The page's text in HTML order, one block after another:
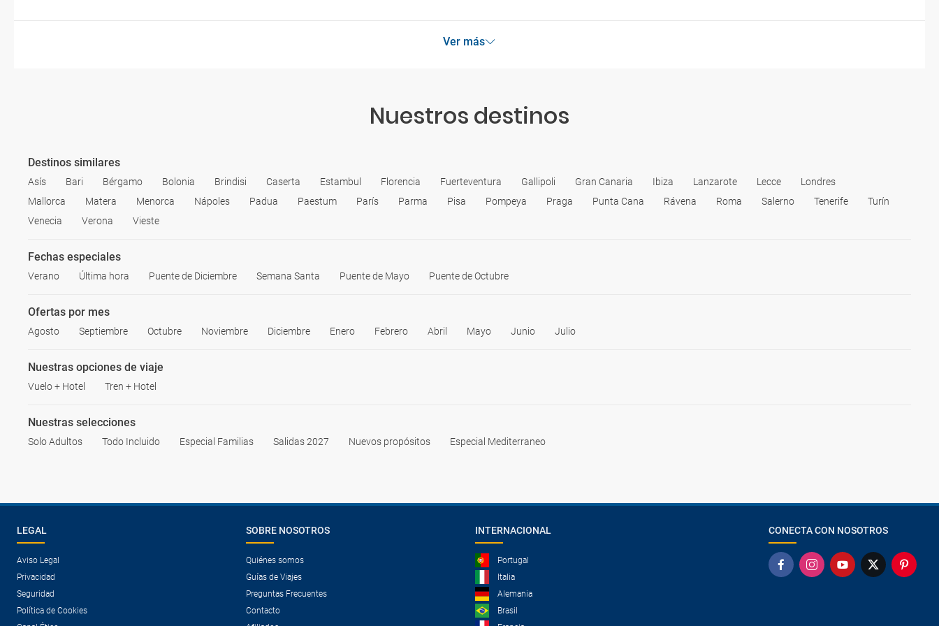
En los traslados a los aeropuertos se recomienda acordar el precio del trayecto con el/la taxista previamente, para evitar
Ver más
Nuestros destinos
Destinos similares
Asís Bari Bérgamo Bolonia Brindisi Caserta Estambul Florencia Fuerteventura Gallipoli Gran Canaria Ibiza Lanzarote Lecce
Londres
Mallorca
Matera Menorca Nápoles Padua Paestum París Parma Pisa Pompeya Praga Punta Cana Rávena Roma Salerno Tenerife
Turín
Venecia
Verona Vieste
Fechas especiales
Verano Última hora Puente de Diciembre Semana Santa Puente de Mayo Puente de Octubre
Ofertas por mes
Agosto Septiembre Octubre Noviembre Diciembre Enero Febrero Abril Mayo Junio Julio
Nuestras opciones de viaje
Vuelo + Hotel Tren + Hotel
Nuestras selecciones
Solo Adultos Todo Incluido Especial Familias Salidas 2027 Nuevos propósitos Especial Mediterraneo
LEGAL
Aviso Legal
Privacidad
Seguridad
Política de Cookies
SOBRE NOSOTROS
Quiénes somos
Guías de Viajes
Preguntas Frecuentes
Contacto
INTERNACIONAL
Portugal
Italia
Alemania
Brasil
CONECTA CON NOSOTROS